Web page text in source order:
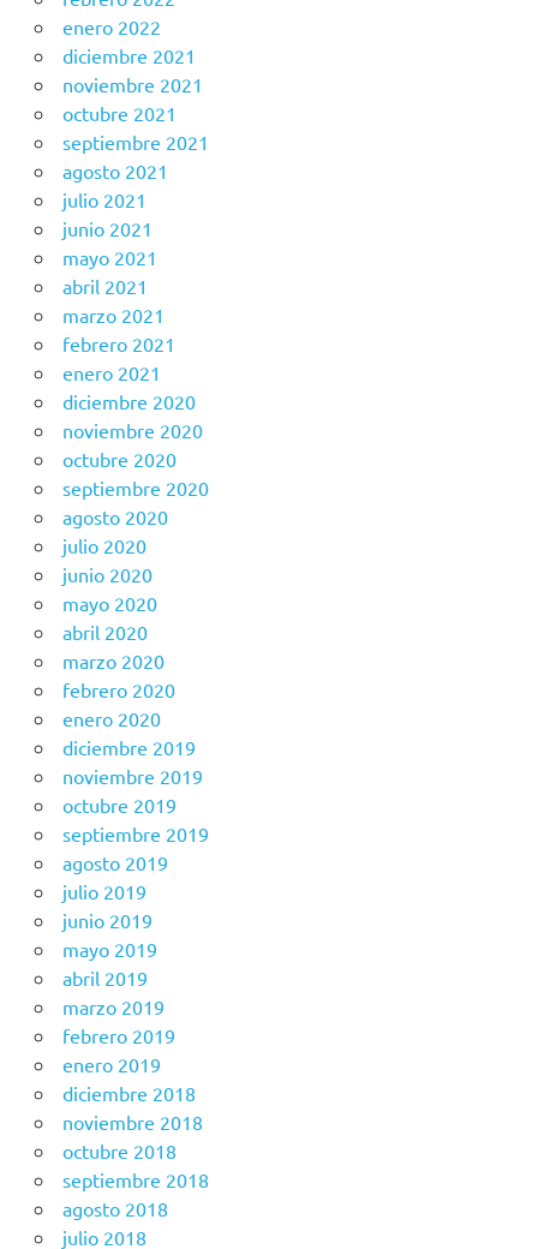
enero 2022
diciembre 2021
noviembre 2021
octubre 2021
septiembre 2021
agosto 2021
julio 2021
junio 2021
mayo 2021
abril 2021
marzo 2021
febrero 2021
enero 2021
diciembre 2020
noviembre 2020
octubre 2020
septiembre 2020
agosto 2020
julio 2020
junio 2020
mayo 2020
abril 2020
marzo 2020
febrero 2020
enero 2020
diciembre 2019
noviembre 2019
octubre 2019
septiembre 2019
agosto 2019
julio 2019
junio 2019
mayo 2019
abril 2019
marzo 2019
febrero 2019
enero 2019
diciembre 2018
noviembre 2018
octubre 2018
septiembre 2018
agosto 2018
julio 2018